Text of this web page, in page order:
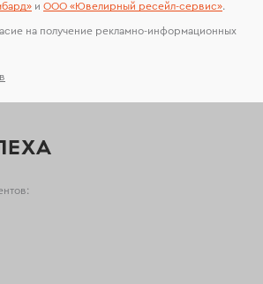
и ООО «Ювелирный ресейл-сервиc».
на получение рекламно-информационных